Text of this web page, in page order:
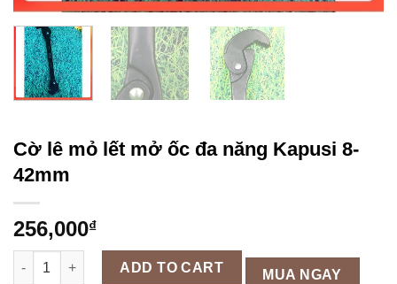
Cờ lê mỏ lết mở ốc đa năng Kapusi 8-
42mm
256,000₫
Cờ lê mỏ lết mở ốc đa năng Kapusi 8-42mm quantity
ADD TO CART MUA NGAY